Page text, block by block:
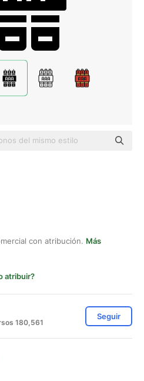
con atribución. Más
atribuir?
180,561
Seguir